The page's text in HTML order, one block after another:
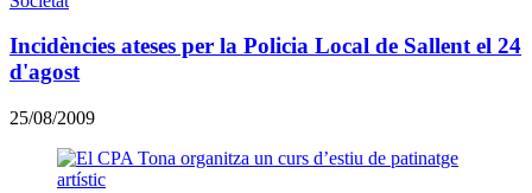
Incidències ateses per la Policia Local de Sallent el 24
d'agost
25/08/2009